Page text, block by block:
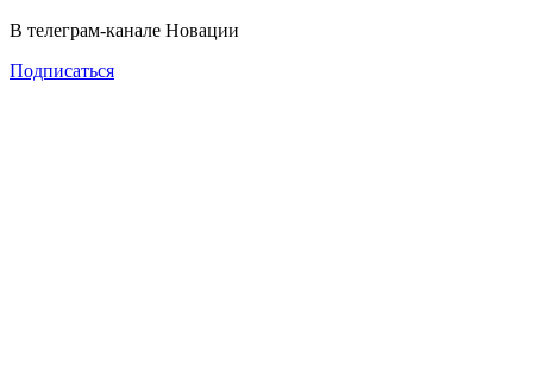
В телеграм-канале Новации
Подписаться